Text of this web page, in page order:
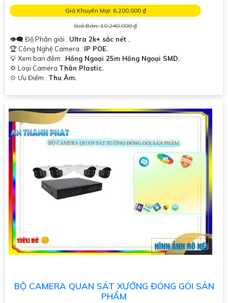
Giá Khuyến Mại: 6,200,000 ₫
Giá Bán: 10,240,000 ₫
👁️‍🗨 Độ Phân giải : Ultra 2k+ sắc nét .
🏆 Công Nghệ Camera : IP POE.
💡 Xem ban đêm : Hồng Ngoại 25m Hồng Ngoại SMD.
💢 Loại Camera Thân Plastic.
️💠 Ưu Điểm : Thu Âm.
BỘ CAMERA QUAN SÁT XƯỞNG ĐÓNG GÓI SẢN
PHẨM